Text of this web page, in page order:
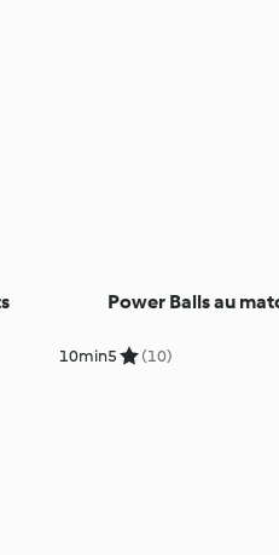
10min
Power Balls au
5 (10)